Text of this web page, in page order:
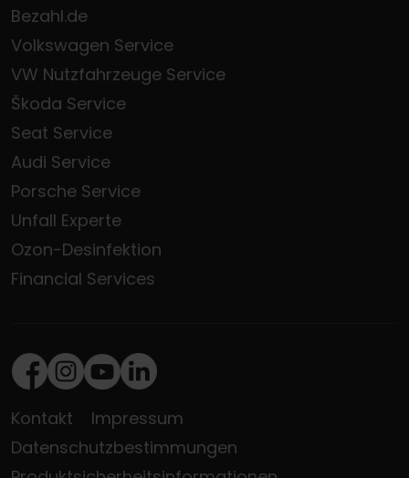
Bezahl.de
Volkswagen Service
VW Nutzfahrzeuge Service
Škoda Service
Seat Service
Audi Service
Porsche Service
Unfall Experte
Ozon-Desinfektion
Financial Services
Facebook
Instagram
Youtube
LinkedIn
Kontakt
Impressum
Datenschutzbestimmungen